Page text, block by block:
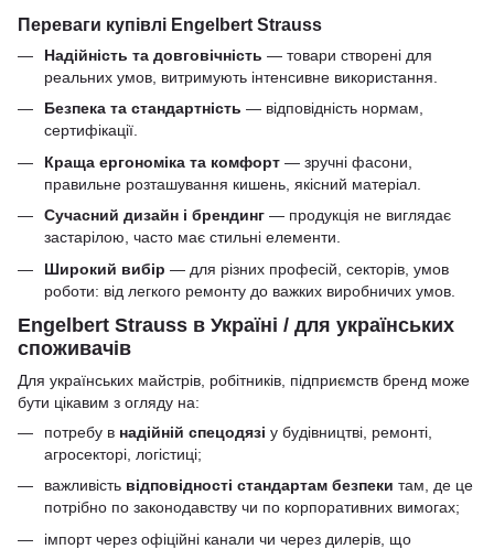
Переваги купівлі Engelbert Strauss
Надійність та довговічність — товари створені для
реальних умов, витримують інтенсивне використання.
Безпека та стандартність — відповідність нормам,
сертифікації.
Краща ергономіка та комфорт — зручні фасони,
правильне розташування кишень, якісний матеріал.
Сучасний дизайн і брендинг — продукція не виглядає
застарілою, часто має стильні елементи.
Широкий вибір — для різних професій, секторів, умов
роботи: від легкого ремонту до важких виробничих умов.
Engelbert Strauss в Україні / для українських
споживачів
Для українських майстрів, робітників, підприємств бренд може
бути цікавим з огляду на:
потребу в надійній спецодязі у будівництві, ремонті,
агросекторі, логістиці;
важливість відповідності стандартам безпеки там, де це
потрібно по законодавству чи по корпоративних вимогах;
імпорт через офіційні канали чи через дилерів, що